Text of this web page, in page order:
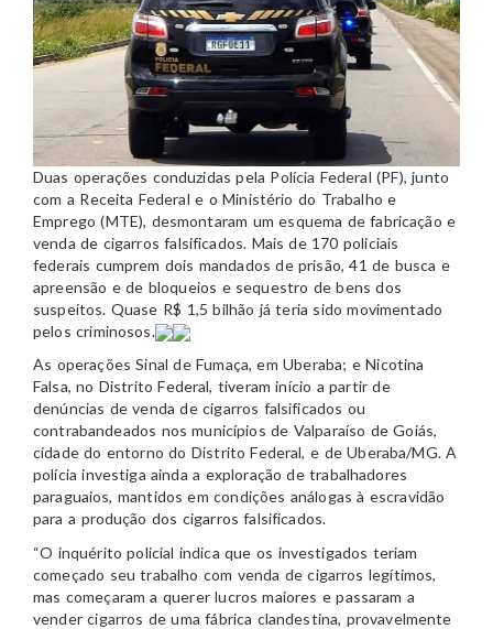
Duas operações conduzidas pela Polícia Federal (PF), junto
com a Receita Federal e o Ministério do Trabalho e
Emprego (MTE), desmontaram um esquema de fabricação e
venda de cigarros falsificados. Mais de 170 policiais
federais cumprem dois mandados de prisão, 41 de busca e
apreensão e de bloqueios e sequestro de bens dos
suspeitos. Quase R$ 1,5 bilhão já teria sido movimentado
pelos criminosos.
As operações Sinal de Fumaça, em Uberaba; e Nicotina
Falsa, no Distrito Federal, tiveram início a partir de
denúncias de venda de cigarros falsificados ou
contrabandeados nos municípios de Valparaíso de Goiás,
cidade do entorno do Distrito Federal, e de Uberaba/MG. A
polícia investiga ainda a exploração de trabalhadores
paraguaios, mantidos em condições análogas à escravidão
para a produção dos cigarros falsificados.
“O inquérito policial indica que os investigados teriam
começado seu trabalho com venda de cigarros legítimos,
mas começaram a querer lucros maiores e passaram a
vender cigarros de uma fábrica clandestina, provavelmente